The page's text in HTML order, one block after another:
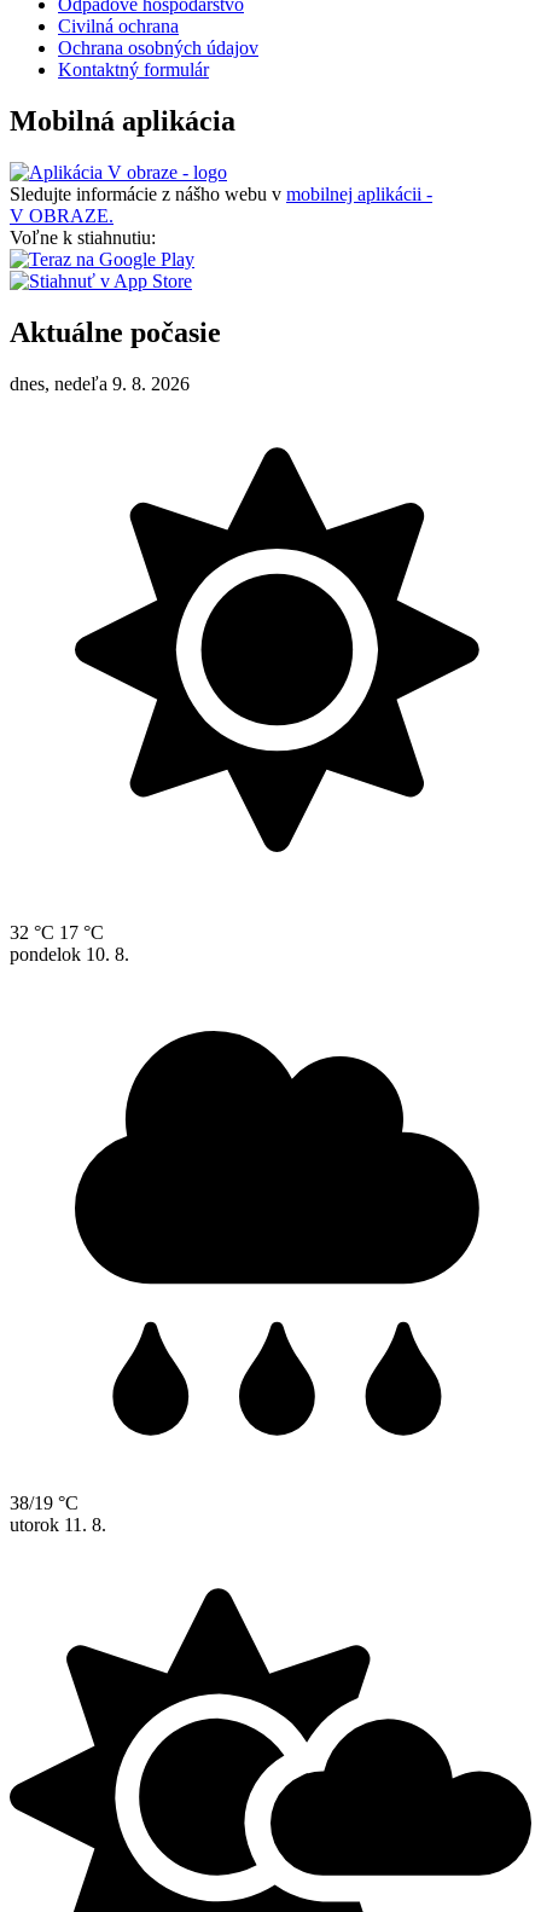
Odpadové hospodárstvo
Civilná ochrana
Ochrana osobných údajov
Kontaktný formulár
Mobilná aplikácia
Sledujte informácie z nášho webu v mobilnej aplikácii -
V OBRAZE.
Voľne k stiahnutiu:
Aktuálne počasie
dnes, nedeľa 9. 8. 2026
32 °C 17 °C
pondelok 10. 8.
38/19 °C
utorok 11. 8.